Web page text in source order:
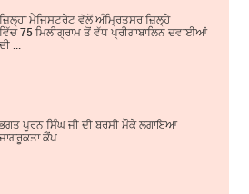
ਜ਼ਿਲ੍ਹਾ ਮੈਜਿਸਟਰੇਟ ਵੱਲੋਂ ਅੰਮ੍ਰਿਤਸਰ ਜ਼ਿਲ੍ਹੇ
ਵਿੱਚ 75 ਮਿਲੀਗ੍ਰਾਮ ਤੋਂ ਵੱਧ ਪ੍ਰੀਗਾਬਾਲਿਨ ਦਵਾਈਆਂ
ਦੀ ...
ਭਗਤ ਪੂਰਨ ਸਿੰਘ ਜੀ ਦੀ ਬਰਸੀ ਮੌਕੇ ਲਗਾਇਆ
ਜਾਗਰੂਕਤਾ ਕੈਂਪ ...